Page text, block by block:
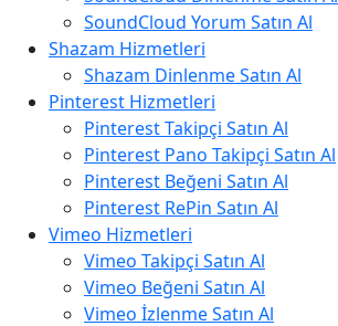
SoundCloud Yorum Satın Al
Shazam Hizmetleri
Shazam Dinlenme Satın Al
Pinterest Hizmetleri
Pinterest Takipçi Satın Al
Pinterest Pano Takipçi Satın Al
Pinterest Beğeni Satın Al
Pinterest RePin Satın Al
Vimeo Hizmetleri
Vimeo Takipçi Satın Al
Vimeo Beğeni Satın Al
Vimeo İzlenme Satın Al